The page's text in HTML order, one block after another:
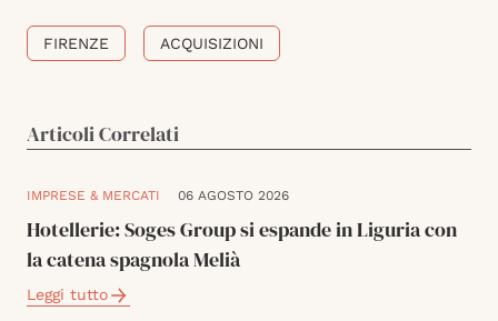
FIRENZE ACQUISIZIONI
Articoli Correlati
IMPRESE & MERCATI 06 AGOSTO 2026
Hotellerie: Soges Group si espande in Liguria con
la catena spagnola Melià
Leggi tutto